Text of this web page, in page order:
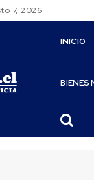
7, 2026
INICIO
BIENES